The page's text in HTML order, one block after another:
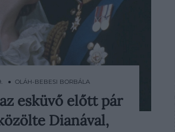
1981. július 29-én
és Lady Diana
● OLÁH-BEBESI BORBÁLA
esküvő előtt pár
Dianával,